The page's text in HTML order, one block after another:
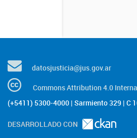
datosjusticia@jus.gov.ar
Commons Attribution 4.0
(+5411) 5300-4000 | Sarmiento 329 | C
DESARROLLADO CON